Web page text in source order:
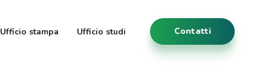
Contatti
Ufficio stampa Ufficio studi